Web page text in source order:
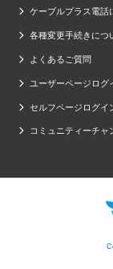
ケーブルプラス電話
各種変更手続きにつ
よくあるご質問
ユーザーページログ
セルフページログイ
コミュニティーチャ